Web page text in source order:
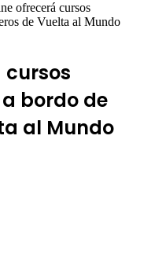
ofrecerá cursos
de Vuelta al Mundo
cursos
bordo de
al Mundo